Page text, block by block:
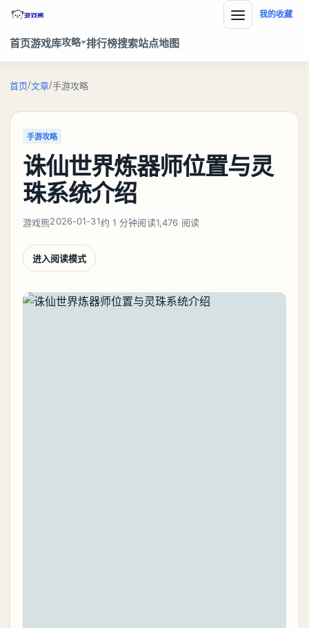
首页游戏库攻略 排行榜搜索站点地图
我的收藏
首页/文章/手游攻略
手游攻略
诛仙世界炼器师位置与灵
珠系统介绍
游戏熊2026-01-31约 1 分钟阅读1,476 阅读
进入阅读模式